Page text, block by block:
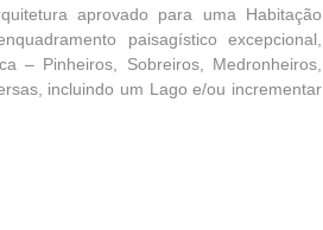
aprovado para uma Habitação
paisagístico excepcional,
– Pinheiros, Sobreiros, Medronheiros,
incluindo um Lago e/ou incrementar